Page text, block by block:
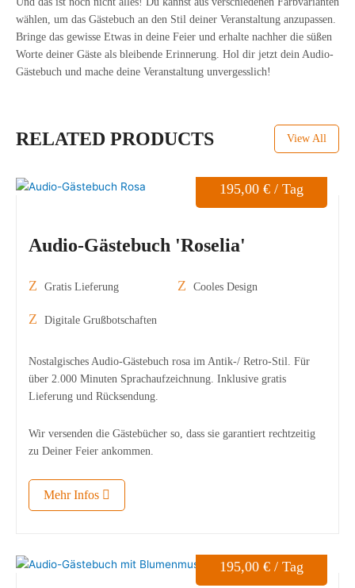
wählen, um das Gästebuch an den Stil deiner Veranstaltung anzupassen.
Bringe das gewisse Etwas in deine Feier und erhalte nachher die süßen
Worte deiner Gäste als bleibende Erinnerung. Hol dir jetzt dein Audio-
Gästebuch und mache deine Veranstaltung unvergesslich!
RELATED PRODUCTS View All
195,00 € / Tag
Audio-Gästebuch 'Roselia'
Gratis Lieferung Cooles Design
Digitale Grußbotschaften
Nostalgisches Audio-Gästebuch rosa im Antik-/ Retro-Stil. Für
über 2.000 Minuten Sprachaufzeichnung. Inklusive gratis
Lieferung und Rücksendung.
Wir versenden die Gästebücher so, dass sie garantiert rechtzeitig
zu Deiner Feier ankommen.
Mehr Infos
195,00 € / Tag